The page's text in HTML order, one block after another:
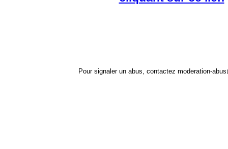
Pour signaler un abus, contactez moderation-